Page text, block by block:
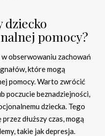
dziecko
pomocy?
obserwowaniu zachowań
które mogą
pomocy. Warto zwrócić
poczucie beznadziejności,
dziecka. Tego
dłuższy czas, mogą
takie jak depresja.